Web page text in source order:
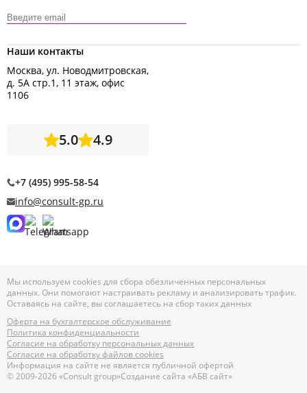
Наши контакты
Москва, ул. Новодмитровская,
д. 5А стр.1, 11 этаж, офис
1106
5.0 4.9
+7 (495) 995-58-54
info@consult-gp.ru
Мы используем cookies для сбора обезличенных персональных
данных. Они помогают настраивать рекламу и анализировать трафик.
Оставаясь на сайте, вы соглашаетесь на сбор таких данных
Оферта на бухгалтерское обслуживание
Политика конфиденциальности
Согласие на обработку персональных данных
Согласие на обработку файлов cookies
Информация на сайте не является публичной офертой
© 2009-2026 «Consult group»Создание сайта «АБВ сайт»